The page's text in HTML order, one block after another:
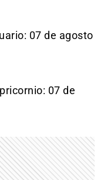
07 de agosto
07 de